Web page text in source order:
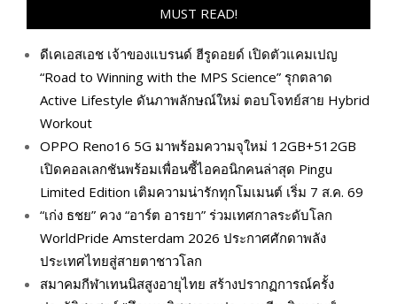
MUST READ!
ดีเคเอสเอช เจ้าของแบรนด์ ฮีรูดอยด์ เปิดตัวแคมเปญ
“Road to Winning with the MPS Science” รุกตลาด
Active Lifestyle ดันภาพลักษณ์ใหม่ ตอบโจทย์สาย Hybrid
Workout
OPPO Reno16 5G มาพร้อมความจุใหม่ 12GB+512GB
เปิดคอลเลกชันพร้อมเพื่อนซี้ไอคอนิกคนล่าสุด Pingu
Limited Edition เติมความน่ารักทุกโมเมนต์ เริ่ม 7 ส.ค. 69
“เก่ง ธชย” ควง “อาร์ต อารยา” ร่วมเทศกาลระดับโลก
WorldPride Amsterdam 2026 ประกาศศักดาพลัง
ประเทศไทยสู่สายตาชาวโลก
สมาคมกีฬาเทนนิสสูงอายุไทย สร้างปรากฏการณ์ครั้ง